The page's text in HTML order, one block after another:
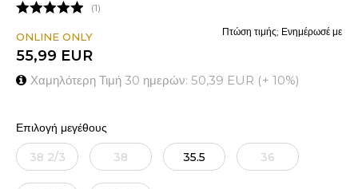
1
ONLINE ONLY
55,99 EUR
Χαμηλότερη Τιμή 30 ημερών: 50,39 EUR (+ 10%)
Πτώση τιμής; Ενημέρωσέ με
Επιλογή μεγέθους
38 2/3 38 35.5 36